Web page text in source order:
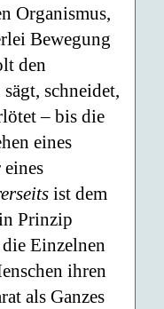
Organismus,
Bewegung
den
schneidet,
– bis die
eines
ist dem
Prinzip
Einzelnen
ihren
als Ganzes